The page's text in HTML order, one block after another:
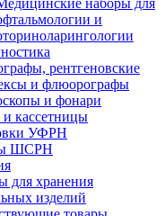
наборы для
и
рентгеновские
и флюорографы
и фонари
кассетницы
УФРН
ШСРН
для хранения
изделий